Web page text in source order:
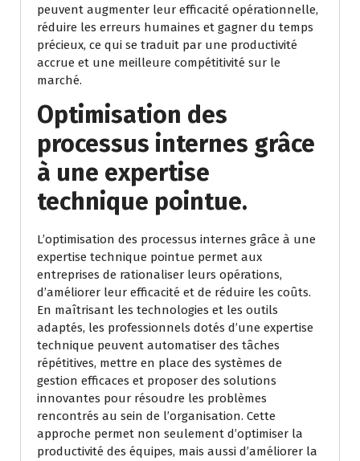
peuvent augmenter leur efficacité opérationnelle,
réduire les erreurs humaines et gagner du temps
précieux, ce qui se traduit par une productivité
accrue et une meilleure compétitivité sur le
marché.
Optimisation des
processus internes grâce
à une expertise
technique pointue.
L’optimisation des processus internes grâce à une
expertise technique pointue permet aux
entreprises de rationaliser leurs opérations,
d’améliorer leur efficacité et de réduire les coûts.
En maîtrisant les technologies et les outils
adaptés, les professionnels dotés d’une expertise
technique peuvent automatiser des tâches
répétitives, mettre en place des systèmes de
gestion efficaces et proposer des solutions
innovantes pour résoudre les problèmes
rencontrés au sein de l’organisation. Cette
approche permet non seulement d’optimiser la
productivité des équipes, mais aussi d’améliorer la